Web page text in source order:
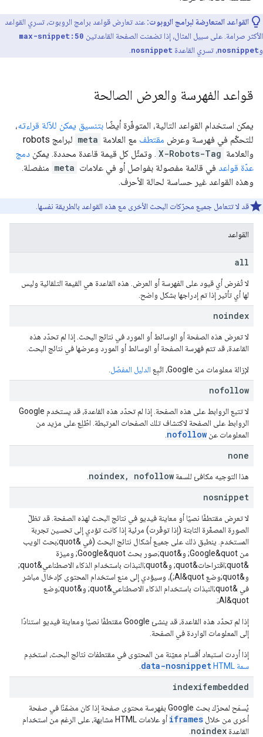
القواعد المتعارضة لبرامج الروبوت: عند تعارض قواعد برامج الروبوت، تسري القواعد
الأكثر صرامة. على سبيل المثال، إذا تضمنت الصفحة القاعدتين max-snippet:50
وnosnippet، تسري القاعدة nosnippet
قواعد الفهرسة والعرض الصالحة
يمكن استخدام القواعد التالية، المتوفّرة أيضًا بتنسيق يمكن للآلة قراءته،
للتحكّم في فهرسة وعرض مقتطف مع العلامة meta لبرامج robots
والعلامة X-Robots-Tag . وتمثّل كل قيمة قاعدة محددة. يمكن دمج
عدّة قواعد في قائمة مفصولة بفواصل أو في علامات meta منفصلة.
وهذه القواعد غير حساسة لحالة الأحرف.
قد لا تتعامل جميع محرّكات البحث الأخرى مع هذه القواعد بالطريقة نفسها.
القواعد
all
لا تُفرض أي قيود على الفهرسة أو العرض. هذه القاعدة هي القيمة التلقائية وليس
لها أي تأثير إذا تم إدراجها بشكل واضح.
noindex
لا تعرض هذه الصفحة أو الوسائط أو المورد في نتائج البحث. إذا لم تحدّد هذه
القاعدة، قد تتم فهرسة الصفحة أو الوسائط أو المورد وعرضها في نتائج البحث.
لإزالة معلومات من Google، اتّبِع الدليل المفصّل
nofollow
لا تتبع الروابط على هذه الصفحة. إذا لم تحدّد هذه القاعدة، قد يستخدم Google
الروابط على الصفحة لاكتشاف تلك الصفحات المرتبطة. اطّلِع على مزيد من
المعلومات عن nofollow
none
هذا التوجيه مكافئ للسمة noindex, nofollow
nosnippet
لا تعرِض مقتطفًا نصيًا أو معاينة فيديو في نتائج البحث لهذه الصفحة. قد تظلّ
الصورة المصغّرة الثابتة (إذا توفّرت) مرئية إذا كانت تؤدي إلى تحسين تجربة
المستخدم. ينطبق ذلك على جميع أشكال نتائج البحث (في &quot;بحث الويب
من Google&quot; و&quot;صور بحث Google&quot; وميزة
&quot;اقتراحات&quot; و&quot;النبذات باستخدام الذكاء الاصطناعي&quot;
و&quot;وضع AI&quot;)، وسيؤدي إلى منع استخدام المحتوى كإدخال مباشر
في &quot;النبذات باستخدام الذكاء الاصطناعي&quot; و&quot;وضع
AI&quot;.
إذا لم تحدّد هذه القاعدة، قد ينشئ Google مقتطفًا نصيًا ومعاينة فيديو استنادًا
إلى المعلومات الواردة في الصفحة.
إذا أردت استبعاد أقسام معيّنة من المحتوى في مقتطفات نتائج البحث، استخدِم
سمة HTML‏
data-nosnippet
indexifembedded
يُسمَح لمحرّك بحث Google بفهرسة محتوى صفحة إذا كان مضمّنًا في صفحة
أخرى من خلال iframes
أو علامات HTML مشابهة، على الرغم من استخدام
القاعدة noindex